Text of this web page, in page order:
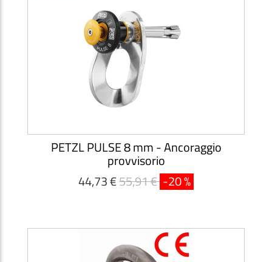
PETZL PULSE 8 mm - Ancoraggio
provvisorio
44,73 €55,91 € -20 %